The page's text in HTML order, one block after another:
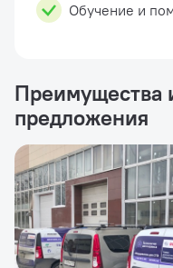
Обучение и
Преимущества
предложения